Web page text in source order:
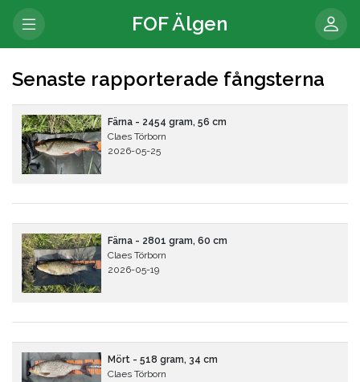
FOF Älgen
Senaste rapporterade fångsterna
Färna - 2454 gram, 56 cm
Claes Törborn
2026-05-25
Färna - 2801 gram, 60 cm
Claes Törborn
2026-05-19
Mört - 518 gram, 34 cm
Claes Törborn